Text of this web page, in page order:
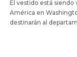
El vestido está siendo
América en
destinarán al